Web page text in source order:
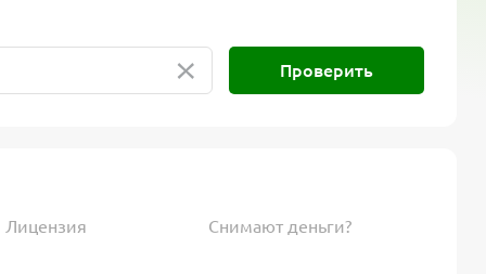
Проверить
×
Лицензия Снимают деньги?